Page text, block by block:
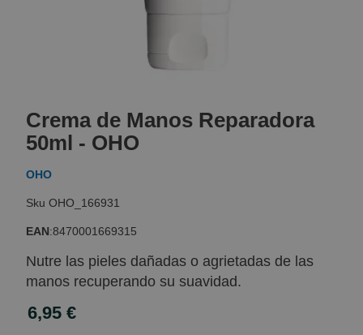
the
beginning
of
the
gallery
Crema de Manos Reparadora
50ml - OHO
OHO
OHO_166931
EAN:8470001669315
Nutre las pieles dañadas o agrietadas de las
manos recuperando su suavidad.
6,95 €